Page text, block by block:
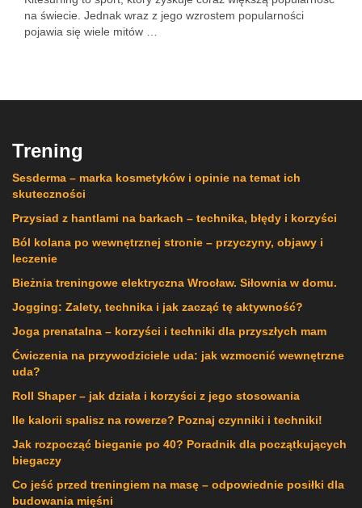
na świecie. Jednak wraz z jego wzrostem popularności
pojawia się wiele mitów …
Trening
Sesderma – marka kosmetyków i opinie na temat ich
skuteczności
Przysiad z hantlami na barkach – technika, błędy i korzyści
Ból kolana po wewnętrznej stronie – przyczyny, objawy i
leczenie
Bieżnia treningowe elektryczna Wrocław. Siłownia w domu.
Jogging: Zalety, technika i jak zacząć tę aktywność?
Joga prenatalna – korzyści i techniki dla przyszłych mam
Ćwiczenia na przywodziciele uda: jak wzmocnić wewnętrzne
uda?
Roll Shaper – jak działa i korzyści z jego stosowania
Ile kalorii spalisz na rowerze? Poznaj czynniki i techniki!
Jak rozpocząć bieganie po 40? Poradnik dla początkujących
biegaczy
Co jeść przed treningiem na masę – odpowiednie posiłki dla
budowania mięśni